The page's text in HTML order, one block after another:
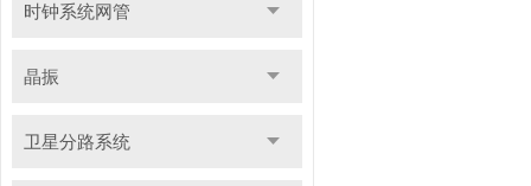
时钟系统网管
晶振
卫星分路系统